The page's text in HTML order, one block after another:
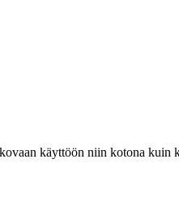
käyttöön niin kotona kuin